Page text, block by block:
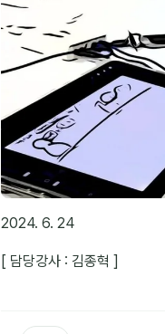
2024. 6. 24
[ 담당강사 : 김종혁 ]